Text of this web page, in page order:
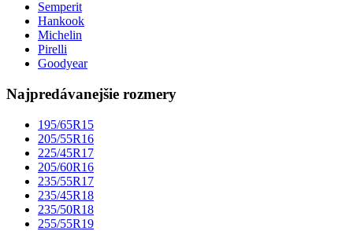
Semperit
Hankook
Michelin
Pirelli
Goodyear
Najpredávanejšie rozmery
195/65R15
205/55R16
225/45R17
205/60R16
235/55R17
235/45R18
235/50R18
255/55R19